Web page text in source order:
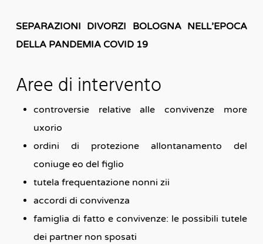
SEPARAZIONI DIVORZI BOLOGNA NELL’EPOCA
DELLA PANDEMIA COVID 19
Aree di intervento
controversie relative alle convivenze more
uxorio
ordini di protezione allontanamento del
coniuge eo del figlio
tutela frequentazione nonni zii
accordi di convivenza
famiglia di fatto e convivenze: le possibili tutele
dei partner non sposati